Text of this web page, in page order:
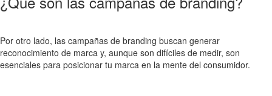
Por otro lado, las campañas de branding buscan generar
reconocimiento de marca y, aunque son difíciles de medir, son
esenciales para posicionar tu marca en la mente del consumidor.